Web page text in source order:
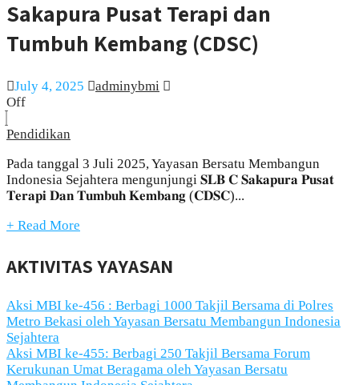
Sakapura Pusat Terapi dan
Tumbuh Kembang (CDSC)
July 4, 2025
adminybmi
Off
Pendidikan
Pada tanggal 3 Juli 2025, Yayasan Bersatu Membangun
Indonesia Sejahtera mengunjungi 𝐒𝐋𝐁 𝐂 𝐒𝐚𝐤𝐚𝐩𝐮𝐫𝐚 𝐏𝐮𝐬𝐚𝐭
𝐓𝐞𝐫𝐚𝐩𝐢 𝐃𝐚𝐧 𝐓𝐮𝐦𝐛𝐮𝐡 𝐊𝐞𝐦𝐛𝐚𝐧𝐠 (𝐂𝐃𝐒𝐂)...
+ Read More
AKTIVITAS YAYASAN
Aksi MBI ke-456 : Berbagi 1000 Takjil Bersama di Polres
Metro Bekasi oleh Yayasan Bersatu Membangun Indonesia
Sejahtera
Aksi MBI ke-455: Berbagi 250 Takjil Bersama Forum
Kerukunan Umat Beragama oleh Yayasan Bersatu